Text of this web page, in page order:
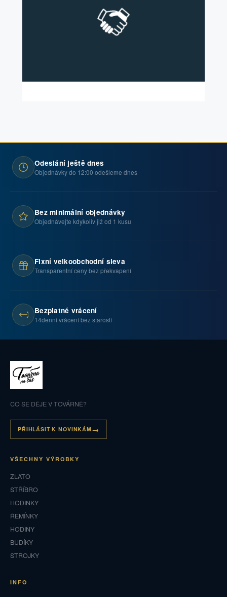
Odeslání ještě dnes
Objednávky do 12:00 odešleme dnes
Bez minimální objednávky
Objednávejte kdykoliv již od 1 kusu
Fixní velkoobchodní sleva
Transparentní ceny bez překvapení
Bezplatné vrácení
14denní vrácení bez starostí
CO SE DĚJE V TOVÁRNĚ?
PŘIHLÁSIT K NOVINKÁM
VŠECHNY VÝROBKY
ZLATO
STŘÍBRO
HODINKY
ŘEMÍNKY
HODINY
BUDÍKY
STROJKY
INFO